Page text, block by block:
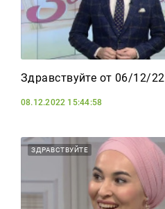
Здравствуйте от 06/12/22
08.12.2022 15:44:58
ЗДРАВСТВУЙТЕ